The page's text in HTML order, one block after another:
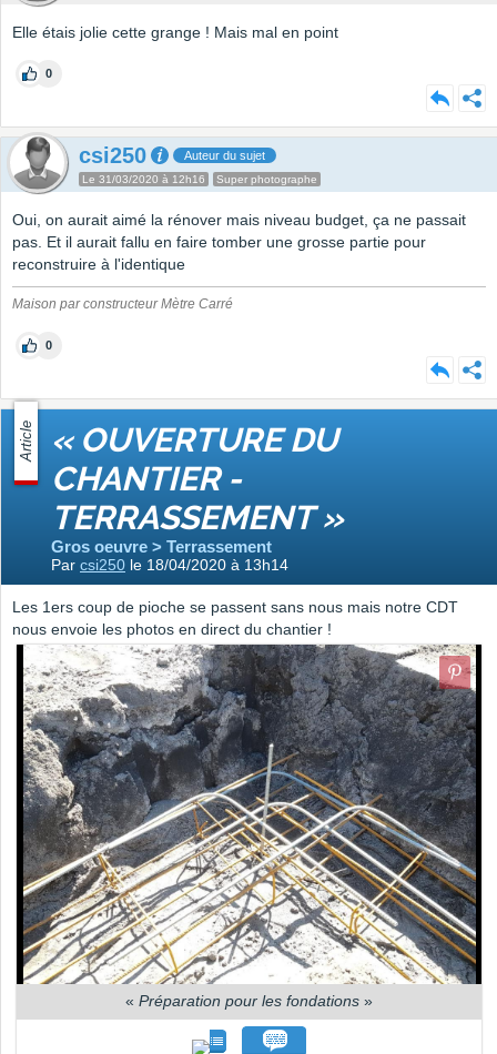
Elle étais jolie cette grange ! Mais mal en point
0
csi250 Auteur du sujet
Le 31/03/2020 à 12h16 Super photographe
Oui, on aurait aimé la rénover mais niveau budget, ça ne passait
pas. Et il aurait fallu en faire tomber une grosse partie pour
reconstruire à l'identique
Maison par constructeur Mètre Carré
0
Article « OUVERTURE DU
CHANTIER -
TERRASSEMENT »
Gros oeuvre > Terrassement
Par csi250 le 18/04/2020 à 13h14
Les 1ers coup de pioche se passent sans nous mais notre CDT
nous envoie les photos en direct du chantier !
« Préparation pour les fondations »